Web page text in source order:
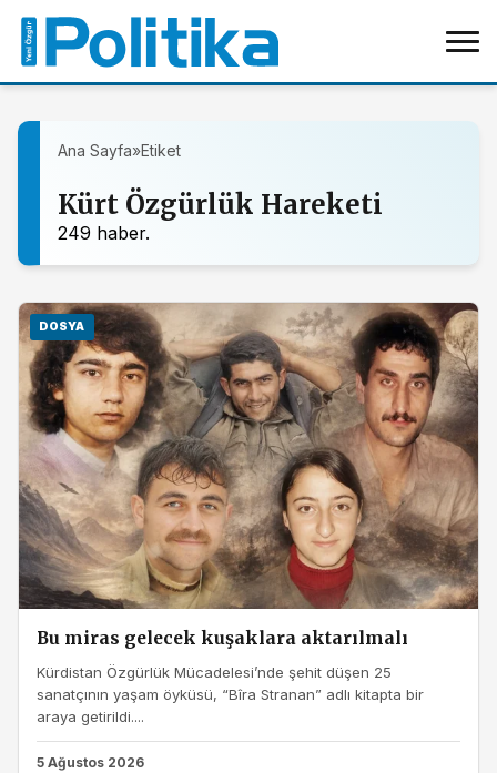
Ana Sayfa»Etiket
Kürt Özgürlük Hareketi
249 haber.
DOSYA
Bu miras gelecek kuşaklara aktarılmalı
Kürdistan Özgürlük Mücadelesi’nde şehit düşen 25
sanatçının yaşam öyküsü, “Bîra Stranan” adlı kitapta bir
araya getirildi....
5 Ağustos 2026